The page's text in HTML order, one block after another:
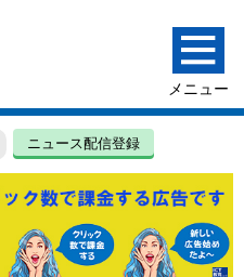
ニュース配信登録